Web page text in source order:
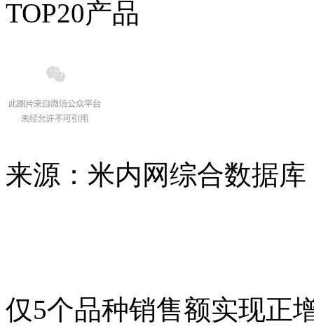
TOP20产品
来源：米内网综合数据库
仅5个品种销售额实现正